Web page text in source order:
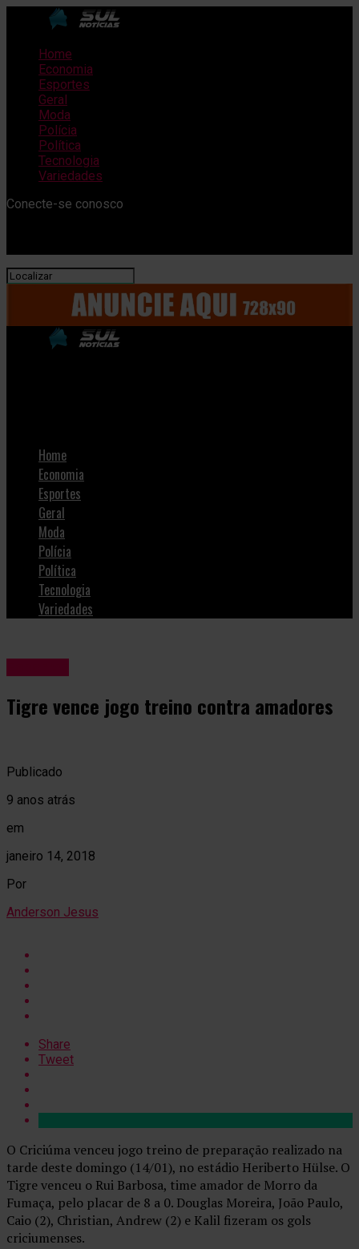
Home
Economia
Esportes
Geral
Moda
Polícia
Política
Tecnologia
Variedades
Conecte-se conosco
Home
Economia
Esportes
Geral
Moda
Polícia
Política
Tecnologia
Variedades
Tigre vence jogo treino contra amadores
Publicado
9 anos atrás
em
janeiro 14, 2018
Por
Anderson Jesus
Share
Tweet
O Criciúma venceu jogo treino de preparação realizado na
tarde deste domingo (14/01), no estádio Heriberto Hülse. O
Tigre venceu o Rui Barbosa, time amador de Morro da
Fumaça, pelo placar de 8 a 0. Douglas Moreira, João Paulo,
Caio (2), Christian, Andrew (2) e Kalil fizeram os gols
criciumenses.